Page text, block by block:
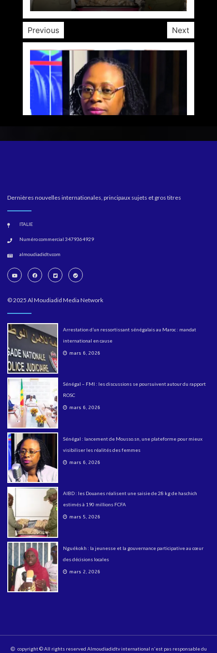
Previous Next
Dernières nouvelles internationales, principaux sujets et gros titres
ITALIE
Numéro commercial 3479364929
almoudiadidtv.com
© 2025 Al Moudiadid Media Network
Arrestation d’un ressortissant sénégalais au Maroc : mandat
international en cause
mars 6, 2026
Sénégal – FMI : les discussions se poursuivent autour du rapport
ROSC
mars 6, 2026
Sénégal : lancement de Mousso.sn, une plateforme pour mieux
visibiliser les réalités des femmes
mars 6, 2026
AIBD : les Douanes réalisent une saisie de 28 kg de haschich
estimés à 190 millions FCFA
mars 5, 2026
Nguékokh : la jeunesse et la gouvernance participative au cœur
des décisions locales
mars 2, 2026
copyright © All rights reserved Almoudiadidtv international n'est pas responsable du